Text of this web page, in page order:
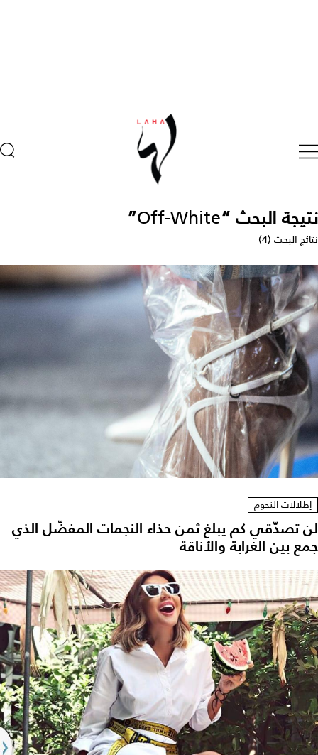
نتيجة البحث “Off-White
”
نتائج البحث (4)
إطلالات النجوم
لن تصدّقي كم يبلغ ثمن حذاء النجمات المفضّل الذي
جمع بين الغرابة والأناقة